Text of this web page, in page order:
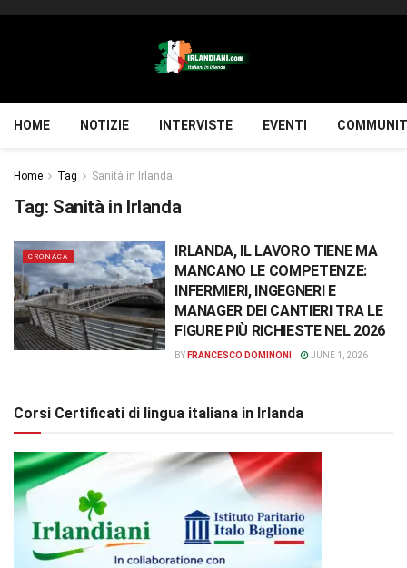
HOME NOTIZIE INTERVISTE EVENTI
Home Tag Sanità in Irlanda
Tag: Sanità in Irlanda
CRONACA
IRLANDA, IL LAVORO TIENE MA
MANCANO LE COMPETENZE:
INFERMIERI, INGEGNERI E
MANAGER DEI CANTIERI TRA LE
FIGURE PIÙ RICHIESTE NEL 2026
BY FRANCESCO DOMINONI JUNE 1, 2026
Corsi Certificati di lingua italiana in Irlanda